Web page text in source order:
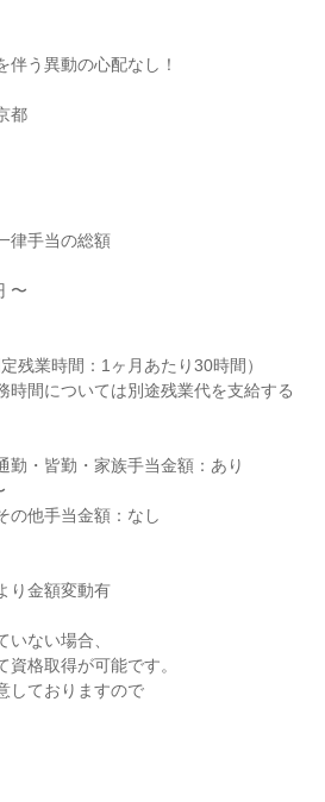
伴う異動の心配なし！
都
律手当の総額
〜
残業時間：1ヶ月あたり30時間）
時間については別途残業代を支給する
勤・皆勤・家族手当金額：あり
の他手当金額：なし
り金額変動有
ない場合、
資格取得が可能です。
しておりますので